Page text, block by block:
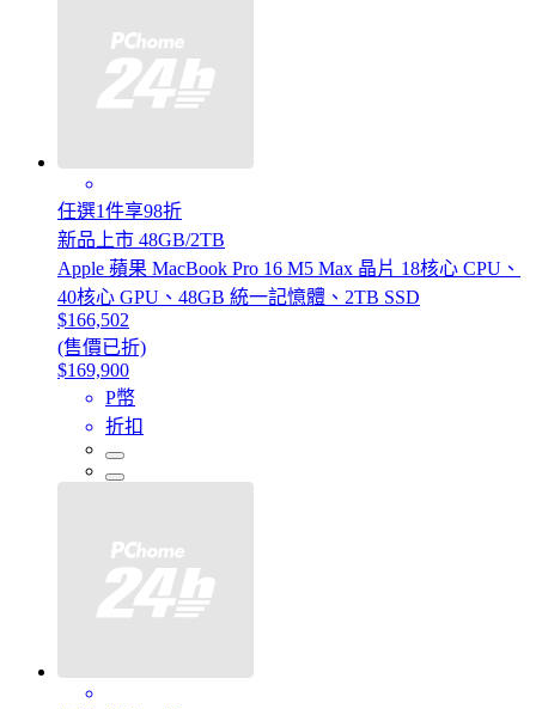
任選1件享98折
新品上市 48GB/2TB
Apple 蘋果 MacBook Pro 16 M5 Max 晶片 18核心 CPU、
40核心 GPU、48GB 統一記憶體、2TB SSD
$166,502
(售價已折)
$169,900
P幣
折扣